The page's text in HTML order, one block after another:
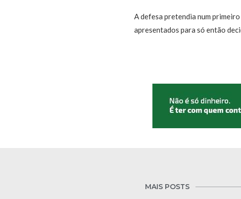
A defesa pretendia num
apresentados para só então
MAIS POSTS